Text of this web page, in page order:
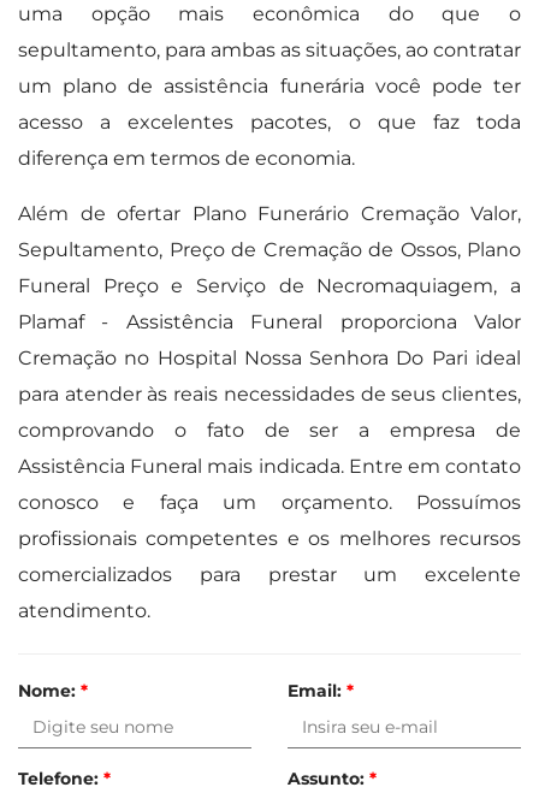
uma opção mais econômica do que o
sepultamento, para ambas as situações, ao contratar
um plano de assistência funerária você pode ter
acesso a excelentes pacotes, o que faz toda
diferença em termos de economia.
Além de ofertar Plano Funerário Cremação Valor,
Sepultamento, Preço de Cremação de Ossos, Plano
Funeral Preço e Serviço de Necromaquiagem, a
Plamaf - Assistência Funeral proporciona Valor
Cremação no Hospital Nossa Senhora Do Pari ideal
para atender às reais necessidades de seus clientes,
comprovando o fato de ser a empresa de
Assistência Funeral mais indicada. Entre em contato
conosco e faça um orçamento. Possuímos
profissionais competentes e os melhores recursos
comercializados para prestar um excelente
atendimento.
Nome: * Email: *
Telefone: * Assunto: *